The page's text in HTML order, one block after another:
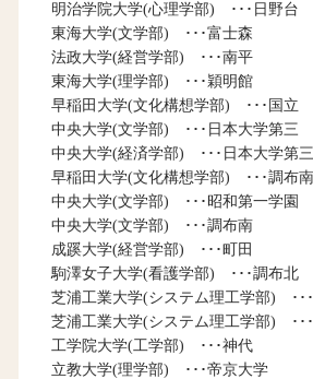
明治学院大学(心理学部) ･･･日野台
東海大学(文学部) ･･･富士森
法政大学(経営学部) ･･･南平
東海大学(理学部) ･･･穎明館
早稲田大学(文化構想学部) ･･･国立
中央大学(文学部) ･･･日本大学第三
中央大学(経済学部) ･･･日本大学第三
早稲田大学(文化構想学部) ･･･調布南
中央大学(文学部) ･･･昭和第一学園
中央大学(文学部) ･･･調布南
成蹊大学(経営学部) ･･･町田
駒澤女子大学(看護学部) ･･･調布北
芝浦工業大学(システム理工学部) ･･
芝浦工業大学(システム理工学部) ･･
工学院大学(工学部) ･･･神代
立教大学(理学部) ･･･帝京大学